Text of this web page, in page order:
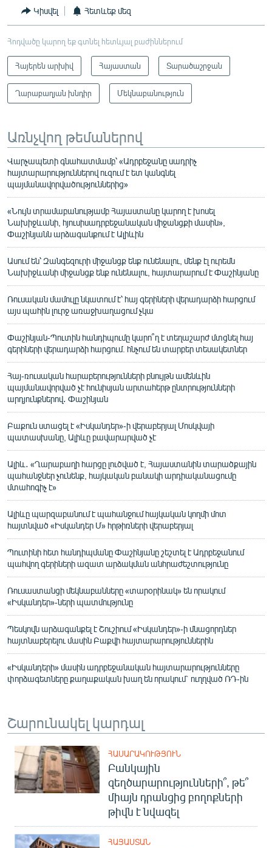
Կիսվել Հետևեք մեզ
Հոդվածը կարող եք գտնել հետևյալ բաժիններում
Հայերեն արխիվ Հայաստան Տարածաշրջան
Ղարաբաղյան խնդիր Մեկնաբանություն
Առնչվող թեմաներով
Վարչապետի գնահատմամբ՝ «Ադրբեջանը սադրիչ
հայտարարություններով ուզում է ետ կանգնել
պայմանավորվածություններից»
«Նույն տրամաբանությամբ Հայաստանը կարող է խոսել
Նախիջևանի, հյուսիսադրբեջանական միջանցքի մասին»,
Փաշինյանն արձագանքում է Ալիևին
Ասում են՝ Զանգեզուրի միջանցք ենք ունենալու, մենք էլ ուրեմն
Նախիջևանի միջանցք ենք ունենալու, հայտարարում է Փաշինյանը
Ռուսական մամուլը նկատում է՝ հայ գերիների վերադարձի հարցում
այս պահին լուրջ առաջխաղացում չկա
Փաշինյան-Պուտին հանդիպումը կարո՞ղ է տեղաշարժ մտցնել հայ
գերիների վերադարձի հարցում. հնչում են տարբեր տեսակետներ
Հայ-ռուսական հարաբերությունների բնույթն ամենևին
պայմանավորված չէ հունիսյան արտահերթ ընտրությունների
արդյունքներով․ Փաշինյան
Բաքուն ստացել է «Իսկանդեր»-ի վերաբերյալ Մոսկվայի
պատասխանը, Ալիևը բավարարված չէ
Ալիև․ «Ղարաբաղի հարցը լուծված է, Հայաստանին տարածքային
պահանջներ չունենք, հայկական բանակի արդիականացումը
մտահոգիչ է»
Ալիևը պարզաբանում է պահանջում հայկական կողմի մոտ
հայտնված «Իսկանդեր Մ» հրթիռների վերաբերյալ
Պուտինի հետ հանդիպմանը Փաշինյանը շեշտել է Ադրբեջանում
պահվող գերիների ազատ արձակման անհրաժեշտությունը
Ռուսաստանցի մեկնաբանները «տարօրինակ» են որակում
«Իսկանդեր»-ների պատմությունը
Պեսկովն արձագանքել է Շուշիում «Իսկանդեր»-ի մնացորդներ
հայտնաբերելու մասին Բաքվի հայտարարություններին
«Իսկանդերի» մասին ադրբեջանական հայտարարությունները
փորձագետները քաղաքական խաղ են որակում` ուղղված ՌԴ-ին
Շարունակել կարդալ
ՀԱՍԱՐԱԿՈՒԹՅՈՒՆ
Բանկային
զեղծարարությունների՞, թե՞
միայն դրանցից բողոքների
թիվն է նվազել
ՀԱՅԱՍՏԱՆ